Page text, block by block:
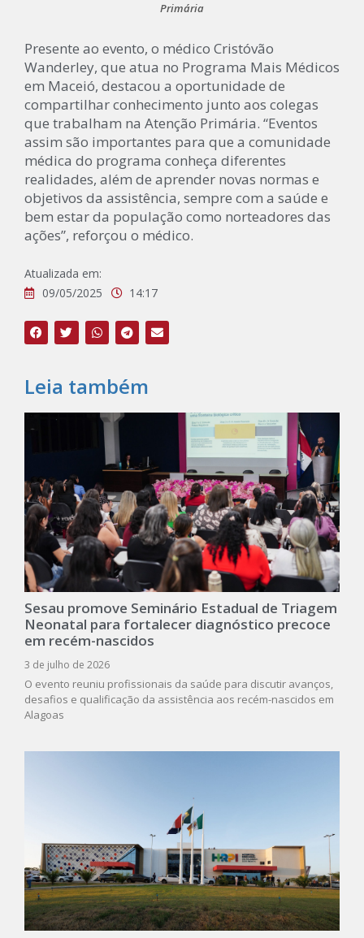
Primária
Presente ao evento, o médico Cristóvão
Wanderley, que atua no Programa Mais Médicos
em Maceió, destacou a oportunidade de
compartilhar conhecimento junto aos colegas
que trabalham na Atenção Primária. “Eventos
assim são importantes para que a comunidade
médica do programa conheça diferentes
realidades, além de aprender novas normas e
objetivos da assistência, sempre com a saúde e
bem estar da população como norteadores das
ações”, reforçou o médico.
Atualizada em:
09/05/2025
14:17
Leia também
Sesau promove Seminário Estadual de Triagem
Neonatal para fortalecer diagnóstico precoce
em recém-nascidos
3 de julho de 2026
O evento reuniu profissionais da saúde para discutir avanços,
desafios e qualificação da assistência aos recém-nascidos em
Alagoas